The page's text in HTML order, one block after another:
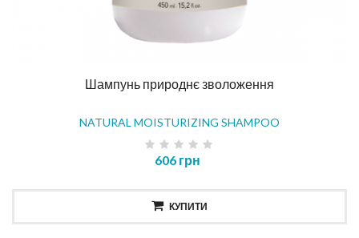
Шампунь природнє зволоження
NATURAL MOISTURIZING SHAMPOO
606 грн
КУПИТИ